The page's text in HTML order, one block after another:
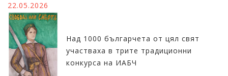
22.05.2026
Над 1000 българчета от цял свят
участваха в трите традиционни
конкурса на ИАБЧ